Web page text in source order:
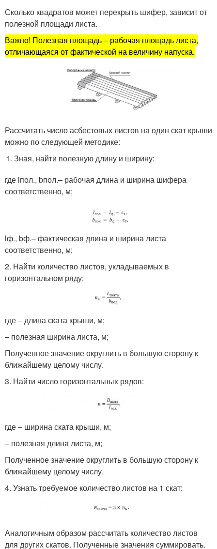
Сколько квадратов может перекрыть шифер, зависит от
полезной площади листа.
Важно! Полезная площадь – рабочая площадь листа,
отличающаяся от фактической на величину напуска.
Рассчитать число асбестовых листов на один скат крыши
можно по следующей методике:
Зная, найти полезную длину и ширину:
где lпол., bпол.– рабочая длина и ширина шифера
соответственно, м;
lф., bф.– фактическая длина и ширина листа
соответственно, м;
2. Найти количество листов, укладываемых в
горизонтальном ряду:
где – длина ската крыши, м;
– полезная ширина листа, м;
Полученное значение округлить в большую сторону к
ближайшему целому числу.
3. Найти число горизонтальных рядов:
где – ширина ската крыши, м;
– полезная длина листа, м;
Полученное значение округлить в большую сторону к
ближайшему целому числу.
4. Узнать требуемое количество листов на 1 скат:
Аналогичным образом рассчитать количество листов
для других скатов. Полученные значения суммировать.